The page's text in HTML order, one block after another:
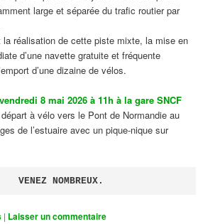
large et séparée du trafic routier par
la réalisation de cette piste mixte, la mise en
d’une navette gratuite et fréquente
d’une dizaine de vélos.
8 mai 2026 à 11h à la gare SNCF
à vélo vers le Pont de Normandie au
de l’estuaire avec un pique-nique sur
VENEZ NOMBREUX.
| Laisser un commentaire